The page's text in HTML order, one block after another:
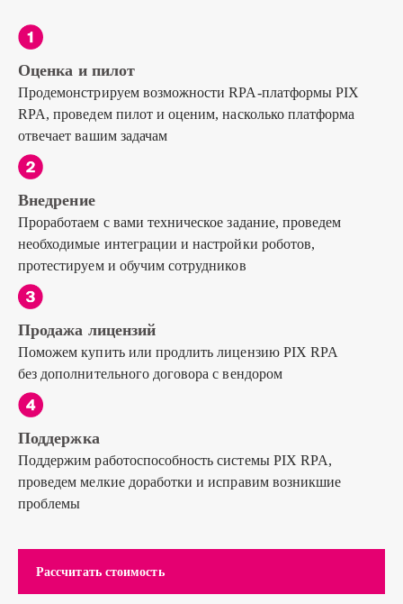
Оценка и пилот
Продемонстрируем возможности RPA-платформы PIX
RPA, проведем пилот и оценим, насколько платформа
отвечает вашим задачам
Внедрение
Проработаем с вами техническое задание, проведем
необходимые интеграции и настройки роботов,
протестируем и обучим сотрудников
Продажа лицензий
Поможем купить или продлить лицензию PIX RPA
без дополнительного договора с вендором
Поддержка
Поддержим работоспособность системы PIX RPA,
проведем мелкие доработки и исправим возникшие
проблемы
Рассчитать стоимость